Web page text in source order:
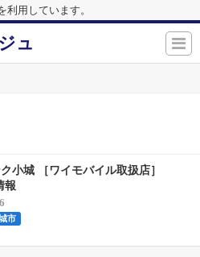
用しています。
ュ
小城 ［ワイモバイル取扱店］
報
市